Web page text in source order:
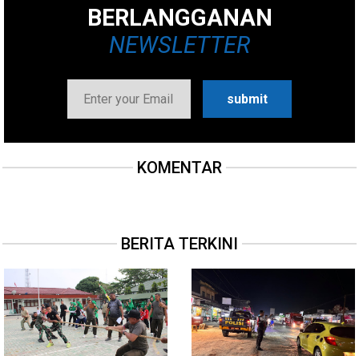
BERLANGGANAN
NEWSLETTER
KOMENTAR
BERITA TERKINI